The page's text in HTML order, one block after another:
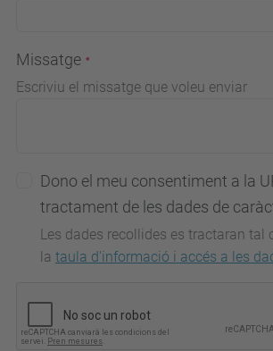
Missatge
Escriviu el missatge que voleu enviar
Dono el meu consentiment a la
tractament de les dades de
Les dades recollides es tractaran tal
la taula d'informació i accés a les